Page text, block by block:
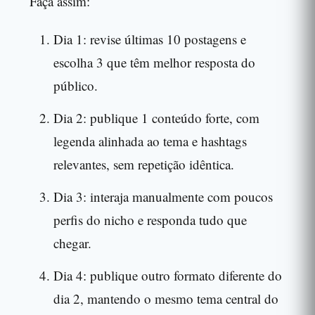
Dia 1: revise últimas 10 postagens e
escolha 3 que têm melhor resposta do
público.
Dia 2: publique 1 conteúdo forte, com
legenda alinhada ao tema e hashtags
relevantes, sem repetição idêntica.
Dia 3: interaja manualmente com poucos
perfis do nicho e responda tudo que
chegar.
Dia 4: publique outro formato diferente do
dia 2, mantendo o mesmo tema central do